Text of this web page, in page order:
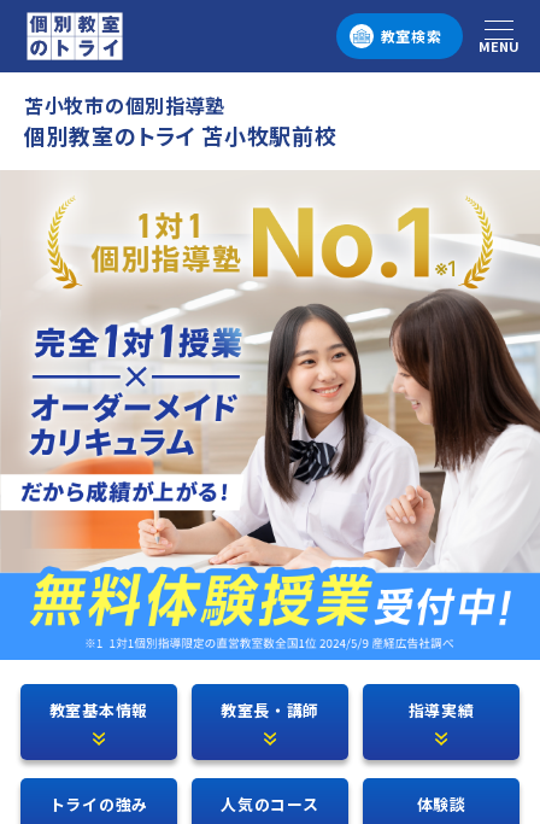
教室検索
メニュー
MENU
苫小牧市の個別指導塾
個別教室のトライ 苫小牧駅前校
教室基本情報 教室長・講師 指導実績
トライの強み 人気のコース 体験談